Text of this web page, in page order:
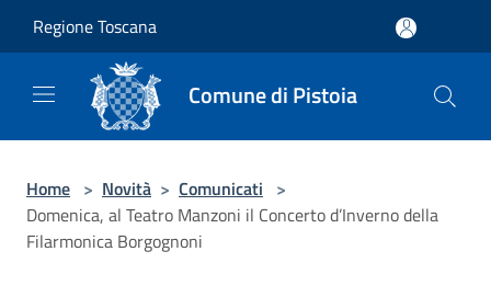
Regione Toscana
Comune di Pistoia
Home > Novità > Comunicati >
Domenica, al Teatro Manzoni il Concerto d’Inverno della
Filarmonica Borgognoni